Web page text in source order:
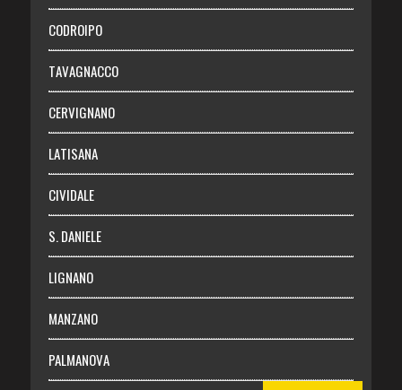
Necrologie
Chi siamo
Abbonati
Login
CODROIPO
TAVAGNACCO
CERVIGNANO
LATISANA
CIVIDALE
S. DANIELE
LIGNANO
MANZANO
PALMANOVA